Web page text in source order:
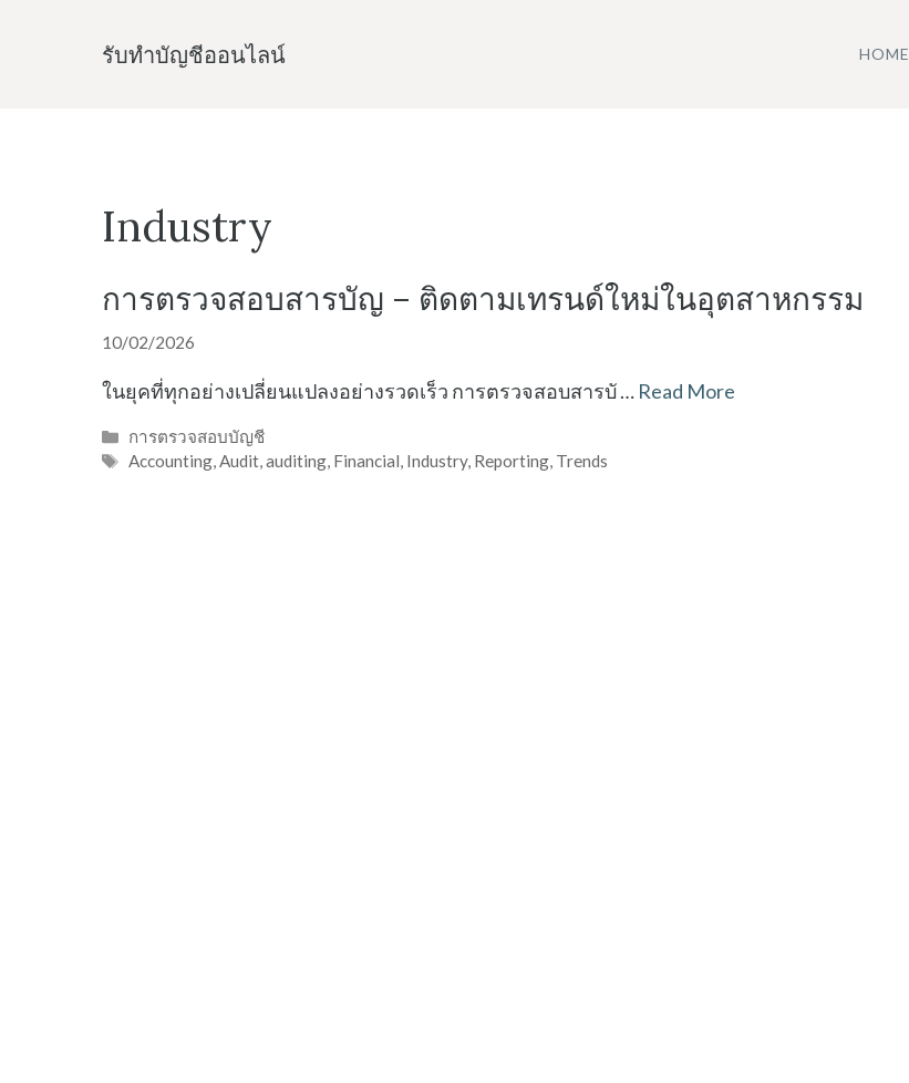
รับทําบัญชีออนไลน์ HOME
Industry
การตรวจสอบสารบัญ – ติดตามเทรนด์ใหม่ในอุตสาหกรรม
10/02/2026
ในยุคที่ทุกอย่างเปลี่ยนแปลงอย่างรวดเร็ว การตรวจสอบสารบั … Read More
Categories
การตรวจสอบบัญชี
Tags
Accounting,Audit,auditing, Financial, Industry, Reporting, Trends